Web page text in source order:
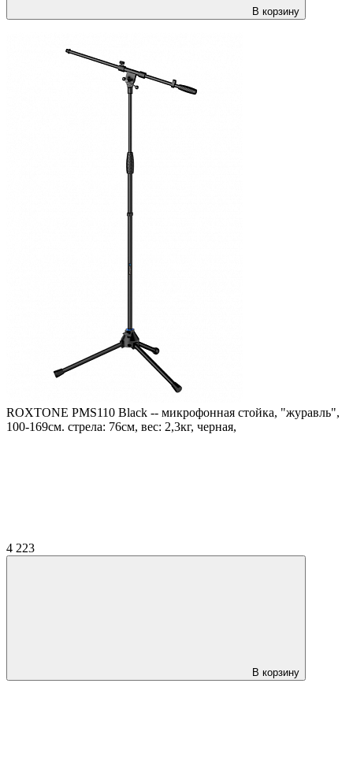
В корзину
ROXTONE PMS110 Black -- микрофонная стойка, "журавль",
100-169см. стрела: 76см, вес: 2,3кг, черная,
4 223
В корзину